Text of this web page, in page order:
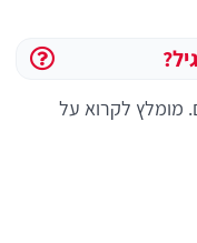
מומלץ לקרוא על